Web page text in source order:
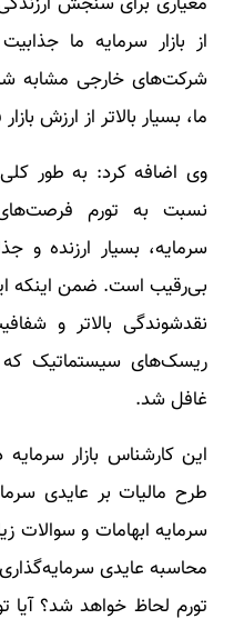
از بازار سرمایه ما
شرکت‌های خارجی مشابه
ما، بسیار بالاتر از ارزش
وی اضافه کرد: به طور کلی
نسبت به تورم فرصت‌های
سرمایه، بسیار ارزنده
بی‌رقیب است. ضمن اینکه
نقدشوندگی بالاتر و
ریسک‌های سیستماتیک که
غافل شد.
این کارشناس بازار سرمایه
طرح مالیات بر عایدی
سرمایه ابهامات و سوالات
محاسبه عایدی
تورم لحاظ خواهد شد؟ آیا